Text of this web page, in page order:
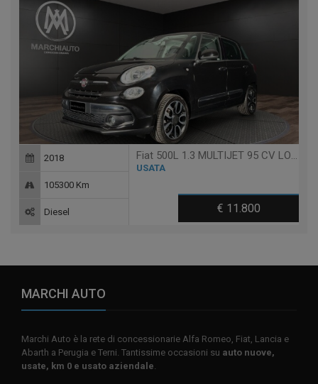
Fiat 500L 1.3 MULTIJET 95 CV LOUNGE
USATA
€ 11.800
2018
105300 Km
Diesel
MARCHI AUTO
Marchi Auto è la rete di concessionarie Alfa Romeo, Fiat, Lancia e
Abarth a Perugia e Terni. Tantissime occasioni su auto nuove,
usate, km 0 e usato aziendale.